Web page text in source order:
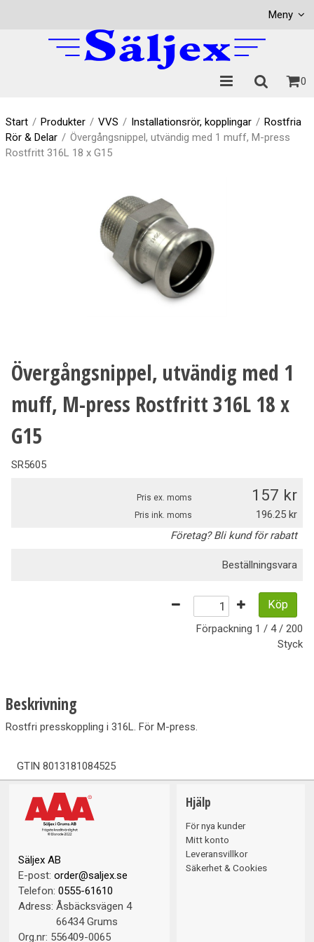
Meny
0
Start / Produkter / VVS / Installationsrör, kopplingar / Rostfria
Rör & Delar / Övergångsnippel, utvändig med 1 muff, M-press
Rostfritt 316L 18 x G15
Övergångsnippel, utvändig med 1
muff, M-press Rostfritt 316L 18 x
G15
SR5605
Pris ex. moms 157
Pris ink. moms
196.25
Företag? Bli kund för rabatt
Beställningsvara
Köp
Förpackning 1 / 4 / 200
Styck
Beskrivning
Rostfri presskoppling i 316L. För M-press.
GTIN 8013181084525
Säljex AB
E-post: order@saljex.se
Telefon: 0555-61610
Adress: Åsbäcksvägen 4
66434 Grums
Org.nr: 556409-0065
Hjälp
För nya kunder
Mitt konto
Leveransvillkor
Säkerhet & Cookies